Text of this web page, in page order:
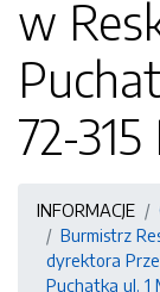
w
72-
INFORMACJE
Burmistrz
dyrektora
Puchatka ul. 1